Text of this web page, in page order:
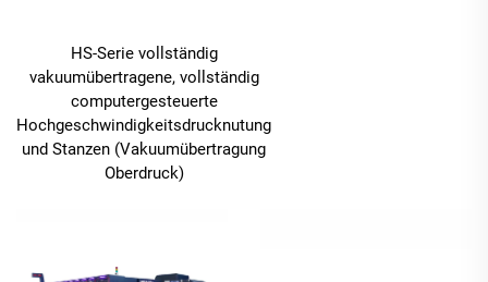
HS-Serie vollständig
vakuumübertragene, vollständig
computergesteuerte
Hochgeschwindigkeitsdrucknutung
und Stanzen (Vakuumübertragung
Oberdruck)